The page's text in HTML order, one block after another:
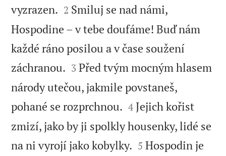
vyzrazen. 

2 Smiluj se nad námi,
Hospodine – v tebe doufáme! Buď nám
každé ráno posilou a v čase soužení
záchranou. 

3 Před tvým mocným hlasem
národy utečou, jakmile povstaneš,
pohané se rozprchnou. 

4 Jejich kořist
zmizí, jako by ji spolkly housenky, lidé se
na ni vyrojí jako kobylky. 

5 Hospodin je